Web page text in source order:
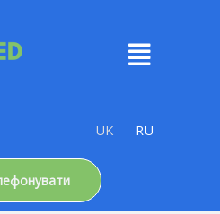
UK RU